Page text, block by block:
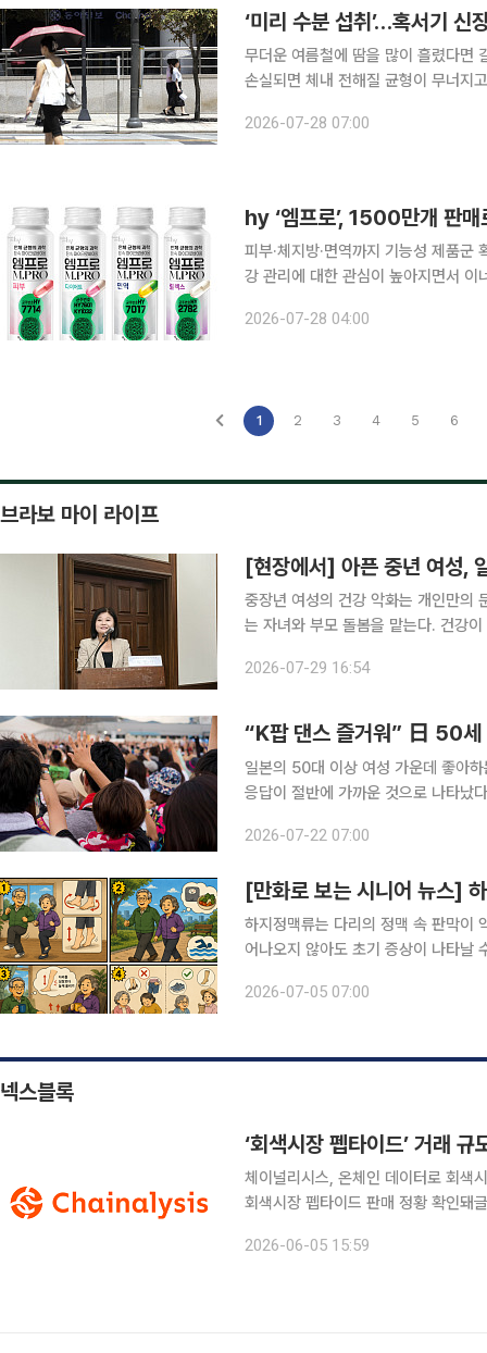
‘미리 수분 섭취’…혹서기
무더운 여름철에 땀을 많이 흘렸다면
손실되면 체내 전해질 균형이 무너지
면, 2023년부터 2025년까지 6∼8월
2026-07-28 07:00
피부·체지방·면역까지 기능성 제품군 확대…시장 공략 확대 비
강 관리에 대한 관심이 높아지면서
능식품업계에 따르면 GLP-1 계열 비
2026-07-28 04:00
1 2 3 4 5 6
브라보 마이 라이프
[현장에서] 아픈 중년 여성,
중장년 여성의 건강 악화는 개인만의
는 자녀와 부모 돌봄을 맡는다. 건강
유다. 29일 국회도서관 소강당에서
2026-07-29 16:54
“K팝 댄스 즐거워” 日 50세
일본의 50대 이상 여성 가운데 좋아
응답이 절반에 가까운 것으로 나타났
하르메쿠홀딩스 산하 하르메쿠 잘사
2026-07-22 07:00
[만화로 보는 시니어 뉴스]
하지정맥류는 다리의 정맥 속 판막이
어나오지 않아도 초기 증상이 나타날
찌릿한 통증이 생길 수 있습니다. 밤
2026-07-05 07:00
넥스블록
‘회색시장 펩타이드’ 거래
체이널리시스, 온체인 데이터로 회색
회색시장 펩타이드 판매 정황 확인돼
해 과거 펜타닐 및 암페타민 전구체를
2026-06-05 15:59